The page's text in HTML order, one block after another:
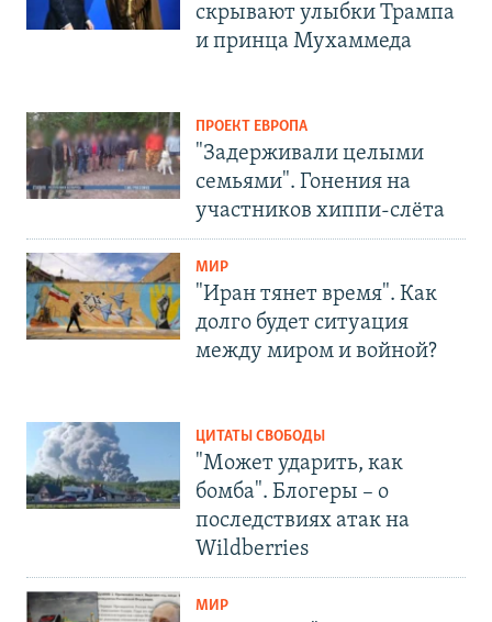
скрывают улыбки Трампа
и принца Мухаммеда
ПРОЕКТ ЕВРОПА
"Задерживали целыми
семьями". Гонения на
участников хиппи-слёта
МИР
"Иран тянет время". Как
долго будет ситуация
между миром и войной?
ЦИТАТЫ СВОБОДЫ
"Может ударить, как
бомба". Блогеры – о
последствиях атак на
Wildberries
МИР